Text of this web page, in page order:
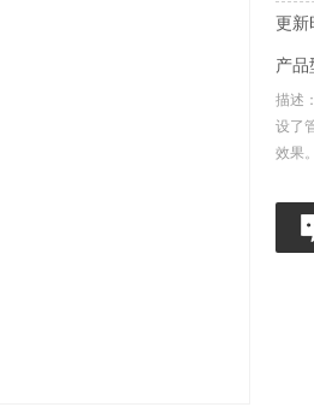
更新
产品
描述
设了
效果。